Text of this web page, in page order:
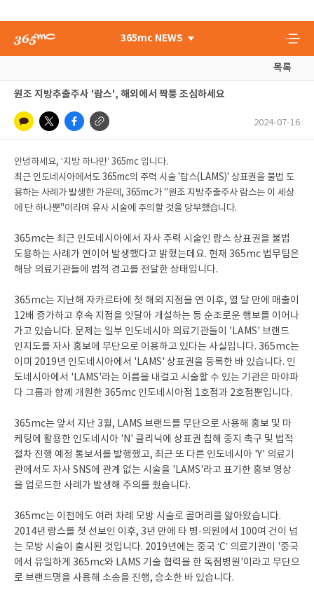
365mc NEWS
목록
원조 지방추출주사 '람스', 해외에서 짝퉁 조심하세요
2024-07-16
안녕하세요, ‘지방 하나만’ 365mc 입니다.
최근 인도네시아에서도 365mc의 주력 시술 '람스(LAMS)' 상표권을 불법 도
용하는 사례가 발생한 가운데, 365mc가 "원조 지방추출주사 람스는 이 세상
에 단 하나뿐"이라며 유사 시술에 주의할 것을 당부했습니다.
365mc는 최근 인도네시아에서 자사 주력 시술인 람스 상표권을 불법
도용하는 사례가 연이어 발생했다고 밝혔는데요. 현재 365mc 법무팀은
해당 의료기관들에 법적 경고를 전달한 상태입니다.
365mc는 지난해 자카르타에 첫 해외 지점을 연 이후, 열 달 만에 매출이
12배 증가하고 후속 지점을 잇달아 개설하는 등 순조로운 행보를 이어나
가고 있습니다. 문제는 일부 인도네시아 의료기관들이 'LAMS' 브랜드
인지도를 자사 홍보에 무단으로 이용하고 있다는 사실입니다. 365mc는
이미 2019년 인도네시아에서 'LAMS' 상표권을 등록한 바 있습니다. 인
도네시아에서 'LAMS'라는 이름을 내걸고 시술할 수 있는 기관은 마야파
다 그룹과 함께 개원한 365mc 인도네시아점 1호점과 2호점뿐입니다.
365mc는 앞서 지난 3월, LAMS 브랜드를 무단으로 사용해 홍보 및 마
케팅에 활용한 인도네시아 'N' 클리닉에 상표권 침해 중지 촉구 및 법적
절차 진행 예정 통보서를 발행했고, 최근 또 다른 인도네시아 'Y' 의료기
관에서도 자사 SNS에 관계 없는 시술을 'LAMS'라고 표기한 홍보 영상
을 업로드한 사례가 발생해 주의를 줬습니다.
365mc는 이전에도 여러 차례 모방 시술로 골머리를 앓아왔습니다.
2014년 람스를 첫 선보인 이후, 3년 만에 타 병·의원에서 100여 건이 넘
는 모방 시술이 출시된 것입니다. 2019년에는 중국 ‘C’ 의료기관이 '중국
에서 유일하게 365mc와 LAMS 기술 협력을 한 독점병원'이라고 무단으
로 브랜드명을 사용해 소송을 진행, 승소한 바 있습니다.